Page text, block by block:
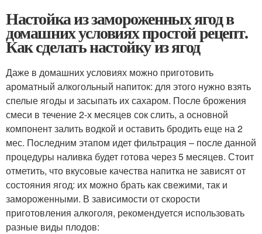
Настойка из замороженных ягод в
домашних условиях простой рецепт.
Как сделать настойку из ягод
Даже в домашних условиях можно приготовить
ароматный алкогольный напиток: для этого нужно взять
спелые ягоды и засыпать их сахаром. После брожения
смеси в течение 2-х месяцев сок слить, а основной
компонент залить водкой и оставить бродить еще на 2
мес. Последним этапом идет фильтрация – после данной
процедуры наливка будет готова через 5 месяцев. Стоит
отметить, что вкусовые качества напитка не зависят от
состояния ягод: их можно брать как свежими, так и
замороженными. В зависимости от скорости
приготовления алкоголя, рекомендуется использовать
разные виды плодов: